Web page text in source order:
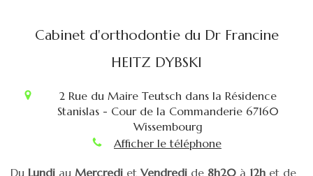
Cabinet d'orthodontie du Dr Francine
HEITZ DYBSKI
2 Rue du Maire Teutsch dans la Résidence
Stanislas - Cour de la Commanderie 67160
Wissembourg
Afficher le téléphone
Du Lundiau Mercrediet Vendredide 8h20à 12het de